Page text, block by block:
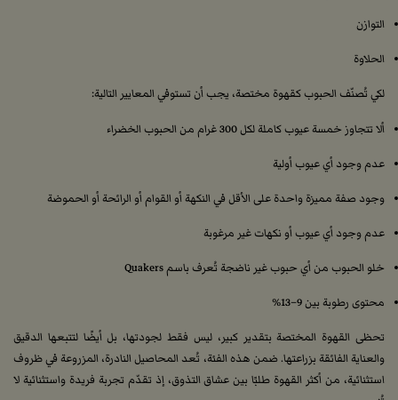
التوازن
الحلاوة
لكي تُصنّف الحبوب كقهوة مختصة، يجب أن تستوفي المعايير التالية:
ألا تتجاوز خمسة عيوب كاملة لكل 300 غرام من الحبوب الخضراء
عدم وجود أي عيوب أولية
وجود صفة مميزة واحدة على الأقل في النكهة أو القوام أو الرائحة أو الحموضة
عدم وجود أي عيوب أو نكهات غير مرغوبة
خلو الحبوب من أي حبوب غير ناضجة تُعرف باسم Quakers
محتوى رطوبة بين 9–13%
تحظى القهوة المختصة بتقدير كبير، ليس فقط لجودتها، بل أيضًا لتتبعها الدقيق
والعناية الفائقة بزراعتها. ضمن هذه الفئة، تُعد المحاصيل النادرة، المزروعة في ظروف
استثنائية، من أكثر القهوة طلبًا بين عشاق التذوق، إذ تقدّم تجربة فريدة واستثنائية لا